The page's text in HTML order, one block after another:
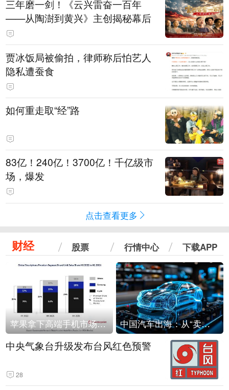
三年磨一剑！《云兴雷奋一百年
——从陶澍到黄兴》主创揭秘幕后
贾冰饭局被偷拍，律师称后怕艺人
隐私遭蚕食
如何重走取“经”路
83亿！240亿！3700亿！千亿级市
场，爆发
点击查看更多
财经 股票 行情中心 下载APP
苹果拿下高端手机市场65%的份额：iPhone 17系列功不可没 中国汽车出海：从“卖出去”到“走进去”
中央气象台升级发布台风红色预警
28